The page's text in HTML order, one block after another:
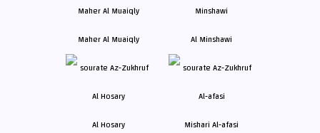
Maher Al Muaiqly Al Minshawi
Al Hosary Mishari Al-afasi